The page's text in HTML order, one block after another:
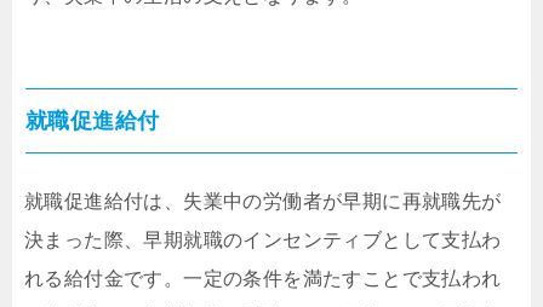
就職促進給付
就職促進給付は、失業中の労働者が早期に再就職先が
決まった際、早期就職のインセンティブとして支払わ
れる給付金です。一定の条件を満たすことで支払われ